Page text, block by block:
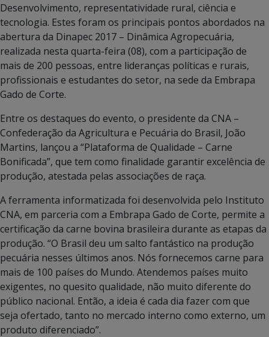
Desenvolvimento, representatividade rural, ciência e
tecnologia. Estes foram os principais pontos abordados na
abertura da Dinapec 2017 – Dinâmica Agropecuária,
realizada nesta quarta-feira (08), com a participação de
mais de 200 pessoas, entre lideranças políticas e rurais,
profissionais e estudantes do setor, na sede da Embrapa
Gado de Corte.
Entre os destaques do evento, o presidente da CNA –
Confederação da Agricultura e Pecuária do Brasil, João
Martins, lançou a “Plataforma de Qualidade – Carne
Bonificada”, que tem como finalidade garantir excelência de
produção, atestada pelas associações de raça.
A ferramenta informatizada foi desenvolvida pelo Instituto
CNA, em parceria com a Embrapa Gado de Corte, permite a
certificação da carne bovina brasileira durante as etapas da
produção. “O Brasil deu um salto fantástico na produção
pecuária nesses últimos anos. Nós fornecemos carne para
mais de 100 países do Mundo. Atendemos países muito
exigentes, no quesito qualidade, não muito diferente do
público nacional. Então, a ideia é cada dia fazer com que
seja ofertado, tanto no mercado interno como externo, um
produto diferenciado”.